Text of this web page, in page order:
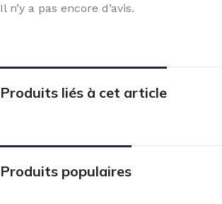
Il n’y a pas encore d’avis.
Produits liés à cet article
Produits populaires